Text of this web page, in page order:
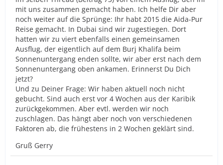
mit uns zusammen gemacht haben. Ich helfe Dir aber
noch weiter auf die Sprünge: Ihr habt 2015 die Aida-Pur
Reise gemacht. In Dubai sind wir zugestiegen. Dort
hatten wir zu viert ebenfalls einen gemeinsamen
Ausflug, der eigentlich auf dem Burj Khalifa beim
Sonnenuntergang enden sollte, wir aber erst nach dem
Sonnenuntergang oben ankamen. Erinnerst Du Dich
jetzt?
Und zu Deiner Frage: Wir haben aktuell noch nicht
gebucht. Sind auch erst vor 4 Wochen aus der Karibik
zurückgekommen. Aber evtl. werden wir noch
zuschlagen. Das hängt aber noch von verschiedenen
Faktoren ab, die frühestens in 2 Wochen geklärt sind.
Gruß Gerry